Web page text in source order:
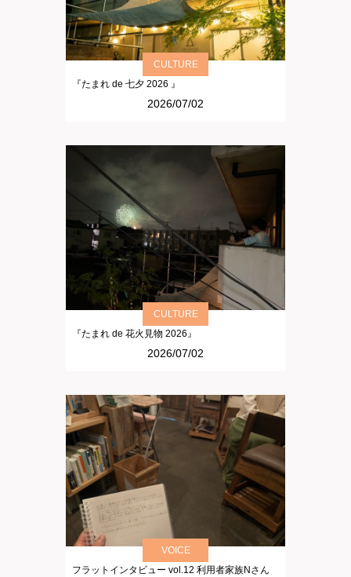
CULTURE
『たまれ de 七夕 2026 』
2026/07/02
CULTURE
『たまれ de 花火見物 2026』
2026/07/02
VOICE
フラットインタビュー vol.12 利用者家族Nさん